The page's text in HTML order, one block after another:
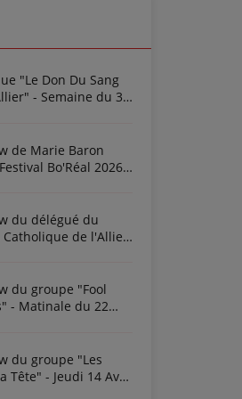
"Le Don Du Sang
- Semaine du 3
de Marie Baron
Bo'Réal 2026
du délégué du
Catholique de l'Allier
du groupe "Fool
- Matinale du 22
du groupe "Les
Tête" - Jeudi 14 Avril